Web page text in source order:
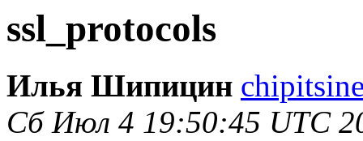
ssl_protocols
Илья Шипицин
Сб Июл 4 19:50:45 UTC